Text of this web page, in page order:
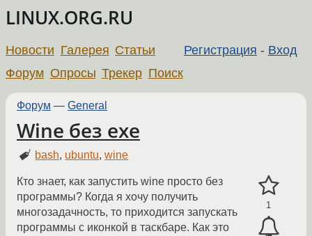
LINUX.ORG.RU
Регистрация - Вход
Новости Галерея Статьи
Форум Опросы Трекер Поиск
Форум — General
Wine без exe
bash, ubuntu,wine
1
Кто знает, как запустить wine просто без
программы? Когда я хочу получить
многозадачность, то приходится запускать
программы с иконкой в таскбаре. Как это